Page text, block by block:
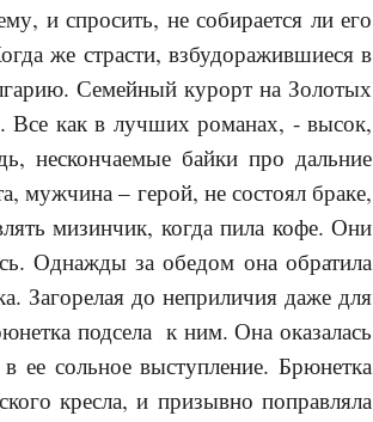
и спросить, не собирается ли его
же страсти, взбудоражившиеся в
Семейный курорт на Золотых
Все как в лучших романах, - высок,
нескончаемые байки про дальние
мужчина – герой, не состоял браке,
мизинчик, когда пила кофе. Они
Однажды за обедом она обратила
Загорелая до неприличия даже для
подсела к ним. Она оказалась
ее сольное выступление. Брюнетка
кресла, и призывно поправляла